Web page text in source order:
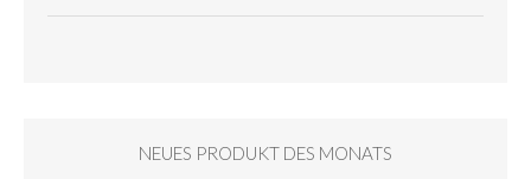
NEUES PRODUKT DES MONATS